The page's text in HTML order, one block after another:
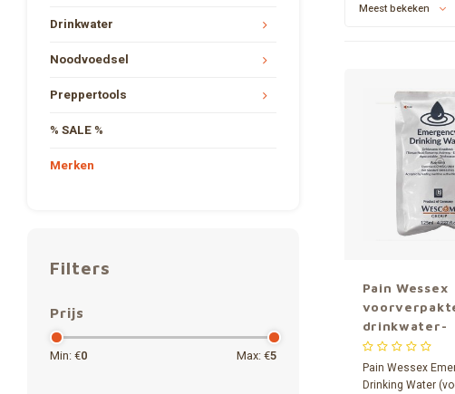
Drinkwater
Noodvoedsel
Preppertools
% SALE %
Merken
Filters
Prijs
Min: €0 Max: €5
Meest bekeken
Pain Wessex
drinkwater-
rantsoenen
van 125 ml)
Pain Wessex
Drinking Water